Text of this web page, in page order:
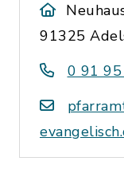
91325
0 91